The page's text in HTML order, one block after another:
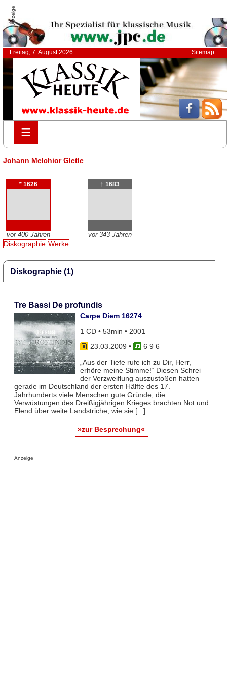
Anzeige
Freitag, 7. August 2026 Sitemap
≡
≡
Johann Melchior Gletle
* 1626
vor 400 Jahren
† 1683
vor 343 Jahren
Diskographie Werke
Diskographie (1)
Tre Bassi De profundis
Carpe Diem 16274
1 CD • 53min • 2001
23.03.2009 •
6 9 6
„Aus der Tiefe rufe ich zu Dir, Herr,
erhöre meine Stimme!“ Diesen Schrei
der Verzweiflung auszustoßen hatten
gerade im Deutschland der ersten Hälfte des 17.
Jahrhunderts viele Menschen gute Gründe; die
Verwüstungen des Dreißigjährigen Krieges brachten Not und
Elend über weite Landstriche, wie sie [...]
»zur Besprechung«
Anzeige